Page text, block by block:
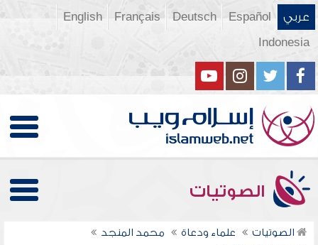
عربي Español
Deutsch
Français
English
Indonesia
الصوتيات
الصوتيات علماء ودعاة
محمد المنجد